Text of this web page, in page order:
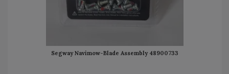
Segway Navimow-Blade Assembly 48900733